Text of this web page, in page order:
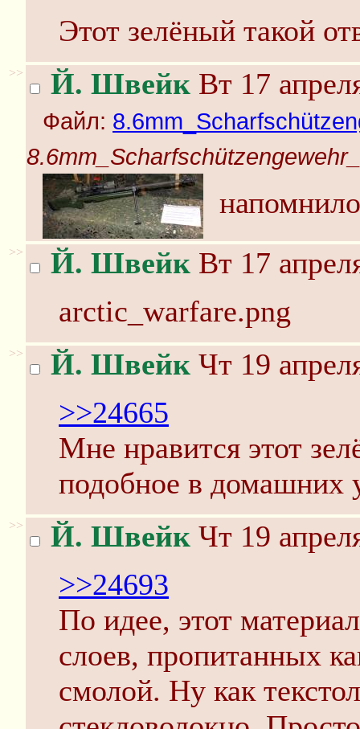
Этот зелёный такой
>> Й. Швейк Вт 17
Файл:
>> Й. Швейк Вт 17
arctic_warfare.png
>> Й. Швейк Чт 19
>>24665
Мне нравится этот
подобное в домашних
>> Й. Швейк Чт 19
>>24693
По идее, этот
слоев, пропитанных
смолой. Ну как